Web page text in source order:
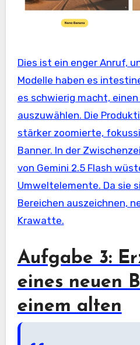
Dies ist ein enger Anruf,
Modelle haben es
es schwierig macht,
auszuwählen. Die
stärker zoomierte,
Banner. In der
von Gemini 2.5 Flash
Umweltelemente. Da sie
Bereichen auszeichnen,
Krawatte.
Aufgabe 3:
eines neuen
einem alten